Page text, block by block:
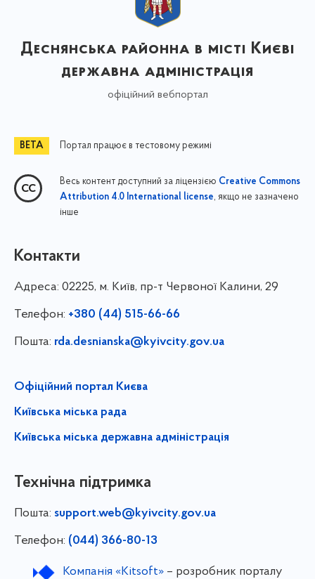
Деснянська районна в місті Києві
державна адміністрація
офіційний вебпортал
Портал працює в тестовому режимі
Весь контент доступний за ліцензією Creative Commons
Attribution 4.0 International license, якщо не зазначено
інше
Контакти
Адреса: 02225, м. Київ, пр-т Червоної Калини, 29
Телефон: +380 (44) 515-66-66
Пошта: rda.desnianska@kyivcity.gov.ua
Офіційний портал Києва
Київська міська рада
Київська міська державна адміністрація
Технічна підтримка
Пошта: support.web@kyivcity.gov.ua
Телефон: (044) 366-80-13
Компанія «Kitsoft»– розробник порталу